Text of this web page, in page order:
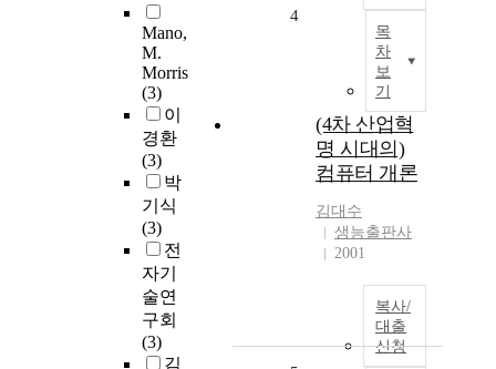
Mano,
M.
Morris
(3)
이
경환
(3)
박
기식
(3)
전
자기
술연
구회
(3)
김
목
차
보
기
4
(4차 산업혁
명 시대의)
컴퓨터 개론
김대수
생능출판사
2001
복사/
대출
신청